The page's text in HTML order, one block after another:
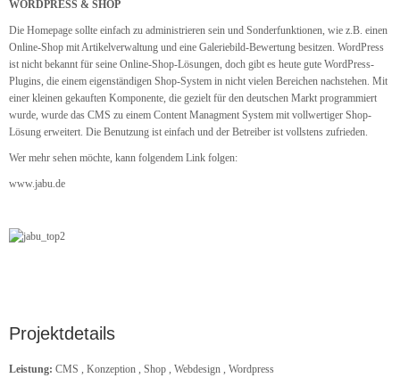
WORDPRESS & SHOP
Die Homepage sollte einfach zu administrieren sein und Sonderfunktionen, wie z.B. einen
Online-Shop mit Artikelverwaltung und eine Galeriebild-Bewertung besitzen. WordPress
ist nicht bekannt für seine Online-Shop-Lösungen, doch gibt es heute gute WordPress-
Plugins, die einem eigenständigen Shop-System in nicht vielen Bereichen nachstehen. Mit
einer kleinen gekauften Komponente, die gezielt für den deutschen Markt programmiert
wurde, wurde das CMS zu einem Content Managment System mit vollwertiger Shop-
Lösung erweitert. Die Benutzung ist einfach und der Betreiber ist vollstens zufrieden.
Wer mehr sehen möchte, kann folgendem Link folgen:
www.jabu.de
Projektdetails
Leistung: CMS Konzeption Shop Webdesign Wordpress